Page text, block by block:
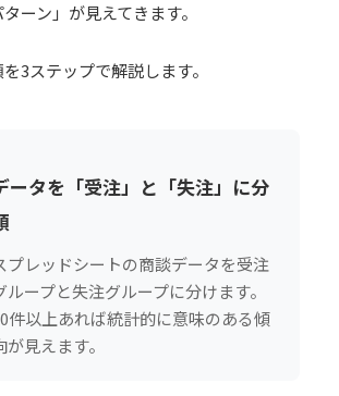
ーン」が見えてきます。
3ステップで解説します。
ータを「受注」と「失注」に分
プレッドシートの商談データを受注
ループと失注グループに分けます。
件以上あれば統計的に意味のある傾
が見えます。